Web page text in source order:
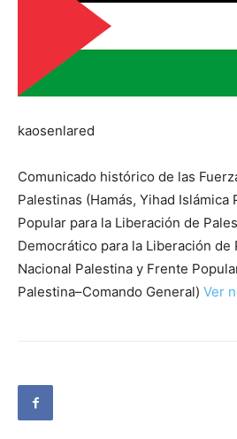
kaosenlared
Comunicado histórico de las
Palestinas (Hamás, Yihad Islámica
Popular para la Liberación de
Democrático para la Liberación de
Nacional Palestina y Frente
Palestina–Comando General) Ver